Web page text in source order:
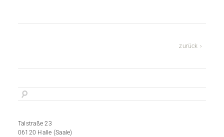
zurück
Talstraße 23
06120 Halle (Saale)